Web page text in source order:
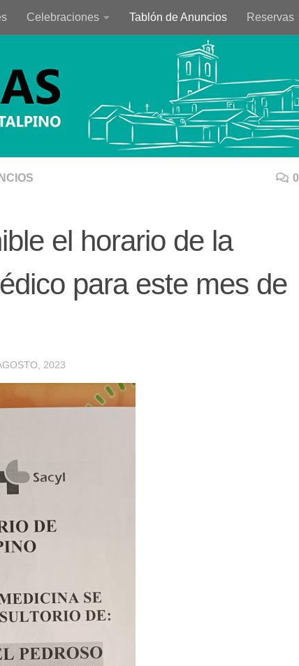
Celebraciones Tablón de Anuncios Reservas
0
el horario de la
para este mes de
2023